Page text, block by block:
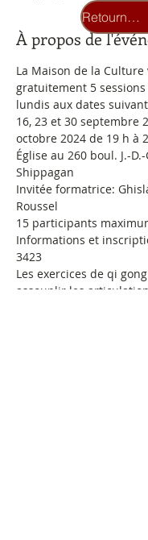
À propos de
La Maison de la
gratuitement 5 sessions
lundis aux dates
16, 23 et 30 septembre
octobre 2024 de 19 h à
Église au 260 boul. J.-
Shippagan
Invitée formatrice:
Roussel
15 participants
Informations et
3423
Les exercices de qi
assouplir les
Retourner au carrousel